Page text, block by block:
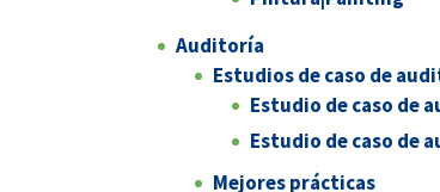
Auditoría
Estudios de caso de
Estudio de caso de
Estudio de caso de
Mejores prácticas